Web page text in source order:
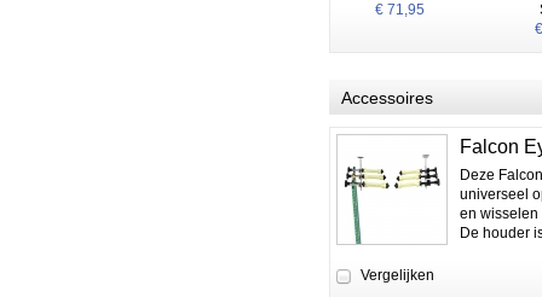
€ 71,95
Accessoires
Falcon
Deze
universeel
en wisselen
De houder
Vergelijken